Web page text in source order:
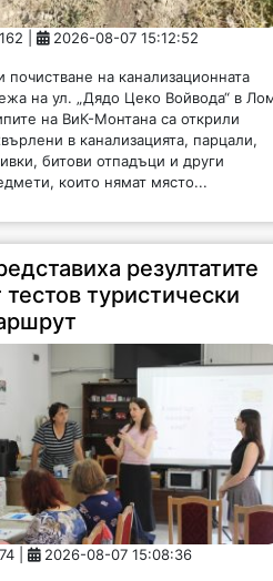
162 | 2026-08-07 15:12:52
почистване на канализационната
на ул. „Дядо Цеко Войвода“ в
на ВиК-Монтана са открили
в канализацията, парцали,
битови отпадъци и други
които нямат място...
резултатите
тестов туристически
74 | 2026-08-07 15:08:36